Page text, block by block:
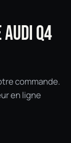
AUDI Q4
commande.
en ligne